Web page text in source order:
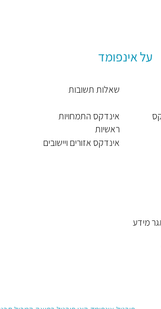
על אינפומד
מידע
שאלות תשובות
אינדקס התמחויות
ראשיות
אינדקס אזורים ויישובים